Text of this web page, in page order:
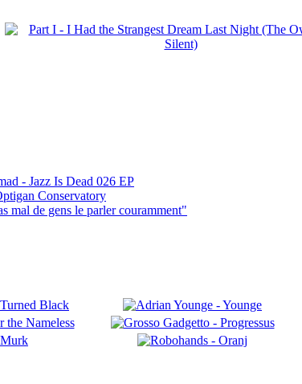
- Jazz Is Dead 026 EP
Conservatory
mal de gens le parler couramment"